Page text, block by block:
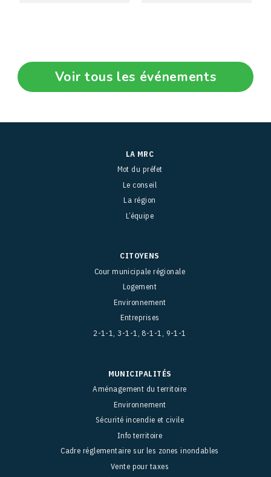
Voir tous les événements
LA MRC
Mot du préfet
Le conseil
La région
L’équipe
CITOYENS
Cour municipale régionale
Logement
Environnement
Entreprises
2-1-1, 3-1-1, 8-1-1, 9-1-1
MUNICIPALITÉS
Aménagement du territoire
Environnement
Sécurité incendie et civile
Info territoire
Cadre réglementaire sur les zones inondables
Vente pour taxes